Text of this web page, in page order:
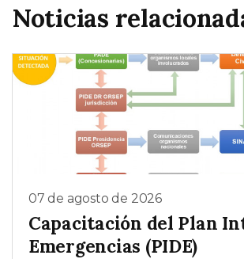
Noticias
07 de agosto de 2026
Capacitación del Plan
Emergencias (PIDE)